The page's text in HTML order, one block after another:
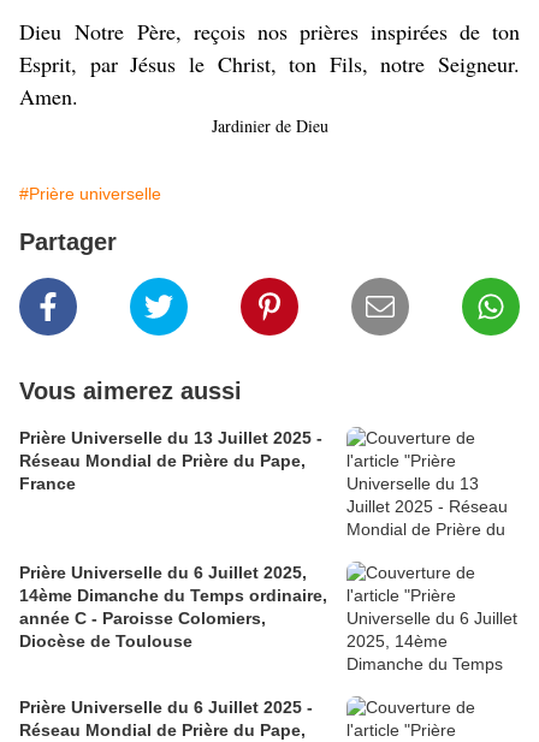
Dieu Notre Père, reçois nos prières inspirées de ton
Esprit, par Jésus le Christ, ton Fils, notre Seigneur.
Amen.
Jardinier de Dieu
#Prière universelle
Partager
Vous aimerez aussi
Prière Universelle du 13 Juillet 2025 -
Réseau Mondial de Prière du Pape,
France
Prière Universelle du 6 Juillet 2025,
14ème Dimanche du Temps ordinaire,
année C - Paroisse Colomiers,
Diocèse de Toulouse
Prière Universelle du 6 Juillet 2025 -
Réseau Mondial de Prière du Pape,